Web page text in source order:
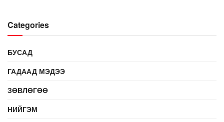
Categories
БУСАД
ГАДААД МЭДЭЭ
ЗӨВЛӨГӨӨ
НИЙГЭМ